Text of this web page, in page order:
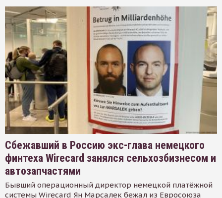
Сбежавший в Россию экс-глава немецкого
финтеха Wirecard занялся сельхозбизнесом и
автозапчастями
Бывший операционный директор немецкой платёжной
системы Wirecard Ян Марсалек бежал из Евросоюза